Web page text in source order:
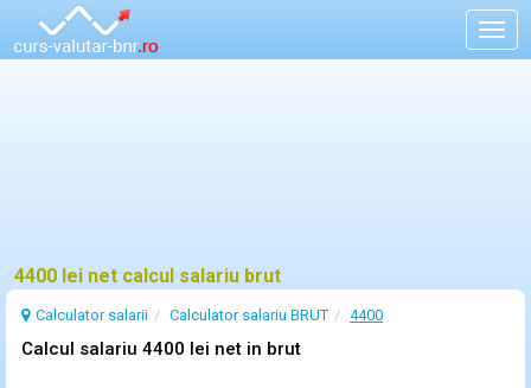
4400 lei net calcul salariu brut
Calculator salarii Calculator salariu BRUT 4400
Calcul salariu 4400 lei net in brut